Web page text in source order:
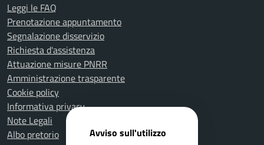
Leggi le FAQ
Prenotazione appuntamento
Segnalazione disservizio
Richiesta d'assistenza
Attuazione misure PNRR
Amministrazione trasparente
Cookie policy
Informativa privacy
Note Legali
Albo pretorio
Avviso sull'utilizzo